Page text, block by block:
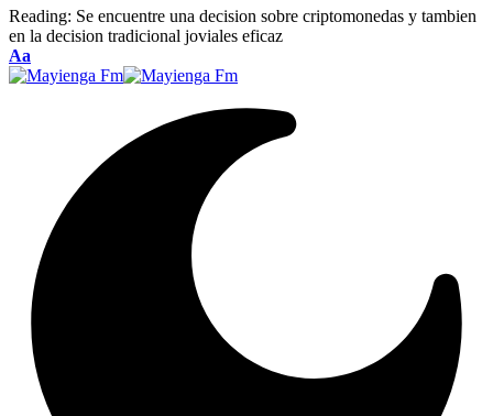
Reading: Se encuentre una decision sobre criptomonedas y tambien
en la decision tradicional joviales eficaz
Font
Resizer
Aa